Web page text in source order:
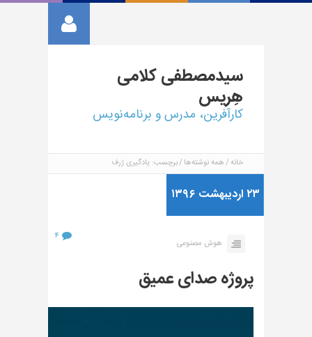
سیدمصطفیکلامی
هِریس
کارآفرین، مدرس و برنامه‌نویس
خانه همه نوشته‌ها برچسب: یادگیری ژرف
۲۳ اردیبهشت ۱۳۹۶
هوش مصنوعی
۴
پروژه صدای عمیق